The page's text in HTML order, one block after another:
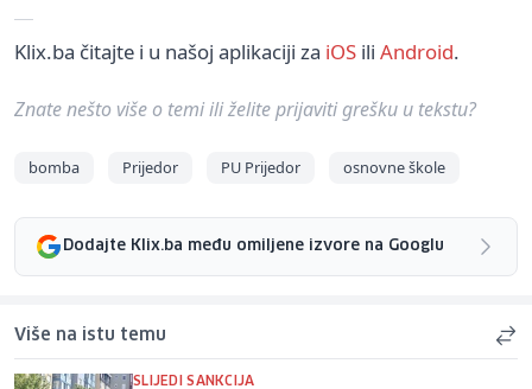
Klix.ba čitajte i u našoj aplikaciji za iOS ili Android.
Znate nešto više o temi ili želite prijaviti grešku u tekstu?
bomba Prijedor PU Prijedor osnovne škole
Dodajte Klix.ba među omiljene izvore na Googlu
Više na istu temu
SLIJEDI SANKCIJA